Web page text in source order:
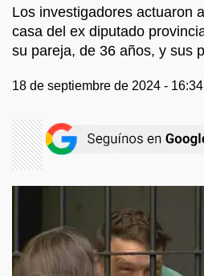
Los investigadores actuaron
casa del ex diputado
su pareja, de 36 años, y sus
18 de septiembre de 2024 - 16:34